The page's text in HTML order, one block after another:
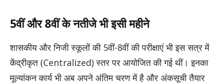
5वीं और 8वीं के नतीजे भी इसी महीने
शासकीय और निजी स्कूलों की 5वीं-8वीं की परीक्षाएं भी इस सत्र में
केंद्रीकृत (Centralized) स्तर पर आयोजित की गई थीं। इनका
मूल्यांकन कार्य भी अब अपने अंतिम चरण में है और अंकसूची तैयार